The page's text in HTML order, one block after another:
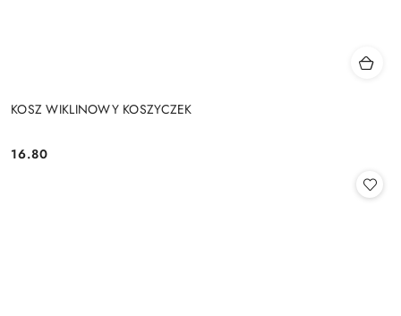
KOSZ WIKLINOWY KOSZYCZEK
Cena:
16.80